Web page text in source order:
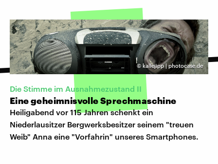
© kallejipp | photocase.de
Die Stimme im Ausnahmezustand II
Eine geheimnisvolle Sprechmaschine
Heiligabend vor 115 Jahren schenkt ein
Niederlausitzer Bergwerksbesitzer seinem "treuen
Weib" Anna eine "Vorfahrin" unseres Smartphones.